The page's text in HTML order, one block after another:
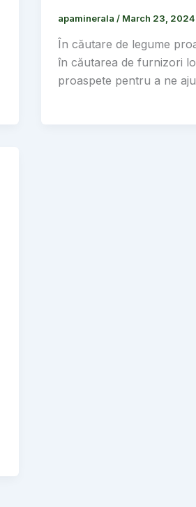
apaminerala / March 23, 2024
În căutare de legume
în căutarea de furnizori
proaspete pentru a ne